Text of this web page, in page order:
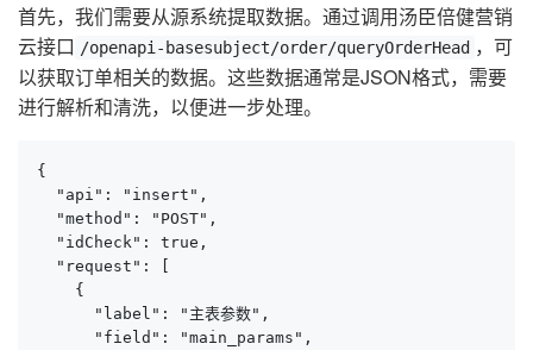
首先，我们需要从源系统提取数据。通过调用汤臣倍健营销
云接口 /openapi-basesubject/order/queryOrderHead ，可
以获取订单相关的数据。这些数据通常是JSON格式，需要
进行解析和清洗，以便进一步处理。
{
  "api": "insert",
  "method": "POST",
  "idCheck": true,
  "request": [
    {
      "label": "主表参数",
      "field": "main_params",